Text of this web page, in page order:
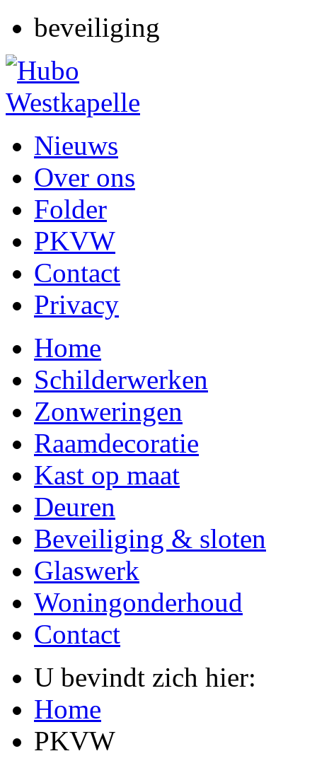
beveiliging
Nieuws
Over ons
Folder
PKVW
Contact
Privacy
Home
Schilderwerken
Zonweringen
Raamdecoratie
Kast op maat
Deuren
Beveiliging & sloten
Glaswerk
Woningonderhoud
Contact
U bevindt zich hier:
Home
PKVW